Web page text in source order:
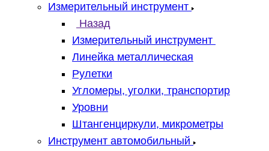
Измерительный инструмент
Назад
Измерительный инструмент
Линейка металлическая
Рулетки
Угломеры, уголки, транспортир
Уровни
Штангенциркули, микрометры
Инструмент автомобильный